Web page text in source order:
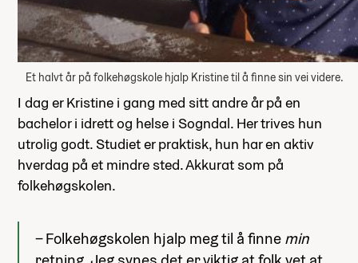
Et halvt år på folkehøgskole hjalp Kristine til å finne sin vei videre.
I dag er Kristine i gang med sitt andre år på en
bachelor i idrett og helse i Sogndal. Her trives hun
utrolig godt. Studiet er praktisk, hun har en aktiv
hverdag på et mindre sted. Akkurat som på
folkehøgskolen.
– Folkehøgskolen hjalp meg til å finne min